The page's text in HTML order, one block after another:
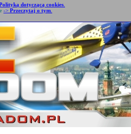
dotyczącą cookies
-> Przeczytaj o tym